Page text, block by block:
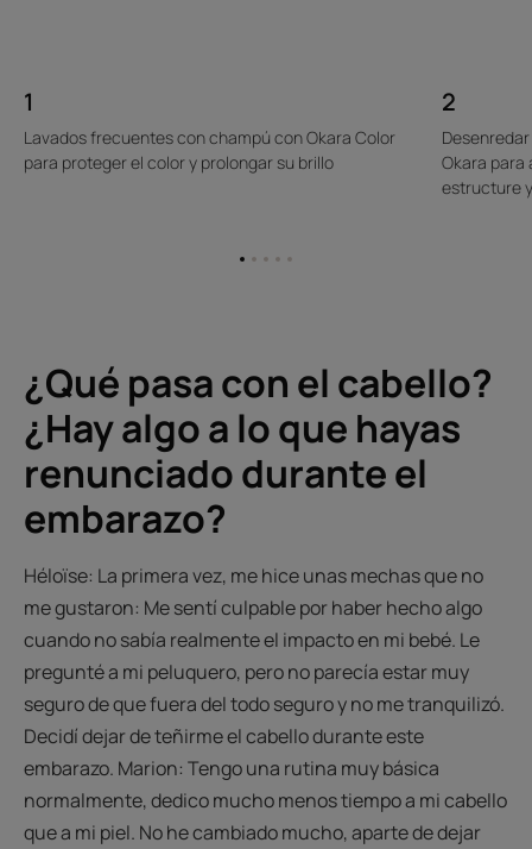
1
Lavados frecuentes con champú con Okara Color
para proteger el color y prolongar su brillo
2
Okara para
estructure
IrIrIrIrIr
¿Qué pasa con el cabello?
¿Hay algo a lo que hayas
renunciado durante el
embarazo?
Héloïse: La primera vez, me hice unas mechas que no
me gustaron: Me sentí culpable por haber hecho algo
cuando no sabía realmente el impacto en mi bebé. Le
pregunté a mi peluquero, pero no parecía estar muy
seguro de que fuera del todo seguro y no me tranquilizó.
Decidí dejar de teñirme el cabello durante este
embarazo. Marion: Tengo una rutina muy básica
normalmente, dedico mucho menos tiempo a mi cabello
que a mi piel. No he cambiado mucho, aparte de dejar